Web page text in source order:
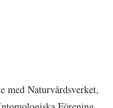
med Naturvårdsverket,